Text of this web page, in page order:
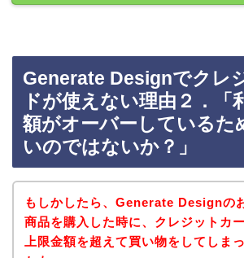
Generate Designでクレ
ドが使えない理由２．「
額がオーバーしているた
いのではないか？」
もしかしたら、Generate Designの
商品を購入した時に、クレジットカ
上限金額を超えて買い物をしてしま